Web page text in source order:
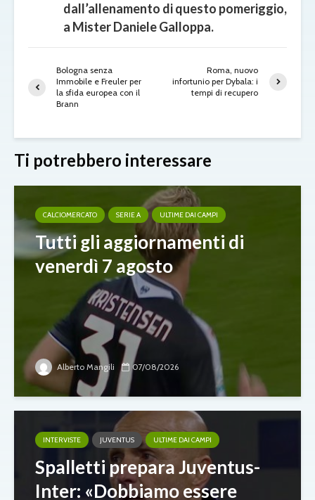
dall’allenamento di questo pomeriggio,
a Mister Daniele Galloppa.
Bologna senza
Immobile e Freuler per
la sfida europea con il
Brann
Roma, nuovo
infortunio per Dybala: i
tempi di recupero
Ti potrebbero interessare
CALCIOMERCATO SERIE A ULTIME DAI CAMPI
Tutti gli aggiornamenti di
venerdì 7 agosto
Alberto Mangili 07/08/2026
INTERVISTE JUVENTUS ULTIME DAI CAMPI
Spalletti prepara Juventus-
Inter: «Dobbiamo essere